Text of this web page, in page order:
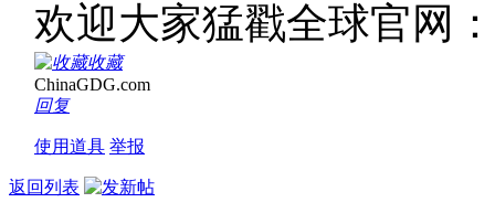
欢迎大家猛戳全球官网：
收藏
ChinaGDG.com
回复
使用道具 举报
返回列表